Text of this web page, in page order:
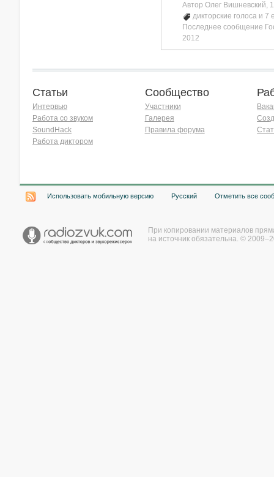
Автор Олег Вишневский,
дикторские голоса и 7
Последнее сообщение
2012
Статьи
Интервью
Работа со звуком
SoundHack
Работа диктором
Сообщество
Участники
Галерея
Правила форума
Использовать мобильную версию Русский Отметить все
При копировании материалов
на источник обязательна. ©